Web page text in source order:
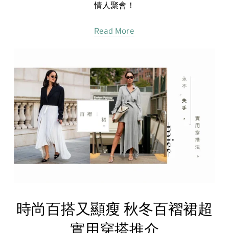
情人聚會！
Read More
時尚百搭又顯瘦 秋冬百褶裙超
實用穿搭推介